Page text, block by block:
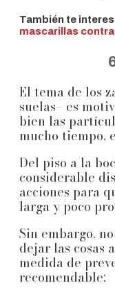
También te
mascarillas
El tema de los
suelas– es
bien las
mucho tiempo,
Del piso a la
considerable
acciones para
larga y poco
Sin embargo,
dejar las cosas
medida de
recomendable: